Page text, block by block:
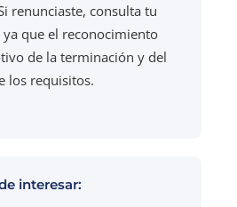
renunciaste, consulta tu
ya que el reconocimiento
de la terminación y del
los requisitos.
interesar: